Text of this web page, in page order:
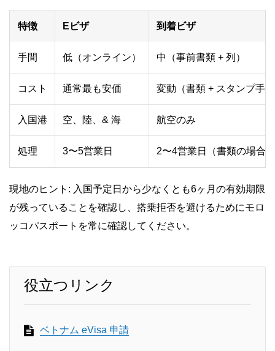
特徴 Eビザ 到着ビザ
手間 低（オンライン） 中（事前書類 + 列）
コスト 通常最も安価 変動（書類 + スタンプ手
入国港 空、陸、& 海 航空のみ
処理 3〜5営業日 2〜4営業日（書類の場合）
現地のヒント: 入国予定日から少なくとも6ヶ月の有効期限
が残っていることを確認し、搭乗拒否を避けるためにモロ
ッコパスポートを常に確認してください。
役立つリンク
ベトナム eVisa 申請